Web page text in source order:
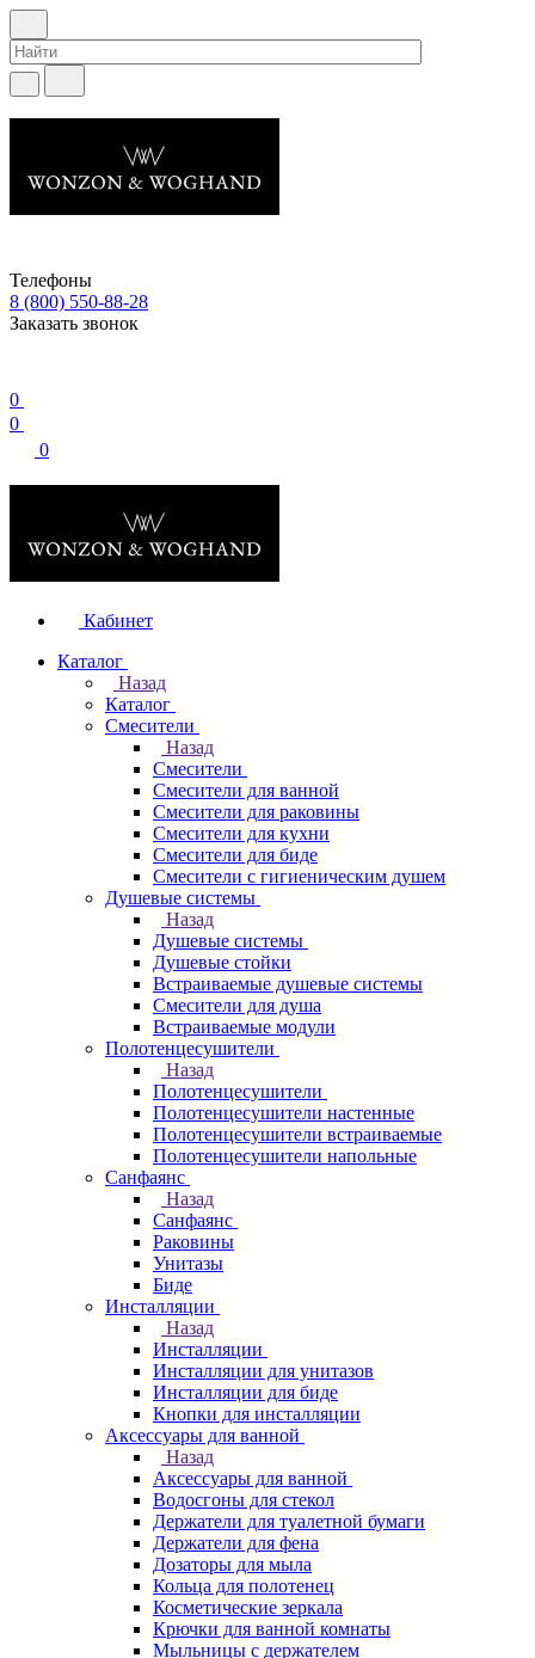
Телефоны
8 (800) 550-88-28
Заказать звонок
0
0
0
Кабинет
Каталог
Назад
Каталог
Смесители
Назад
Смесители
Смесители для ванной
Смесители для раковины
Смесители для кухни
Смесители для биде
Смесители с гигиеническим душем
Душевые системы
Назад
Душевые системы
Душевые стойки
Встраиваемые душевые системы
Смесители для душа
Встраиваемые модули
Полотенцесушители
Назад
Полотенцесушители
Полотенцесушители настенные
Полотенцесушители встраиваемые
Полотенцесушители напольные
Санфаянс
Назад
Санфаянс
Раковины
Унитазы
Биде
Инсталляции
Назад
Инсталляции
Инсталляции для унитазов
Инсталляции для биде
Кнопки для инсталляции
Аксессуары для ванной
Назад
Аксессуары для ванной
Водосгоны для стекол
Держатели для туалетной бумаги
Держатели для фена
Дозаторы для мыла
Кольца для полотенец
Косметические зеркала
Крючки для ванной комнаты
Мыльницы с держателем